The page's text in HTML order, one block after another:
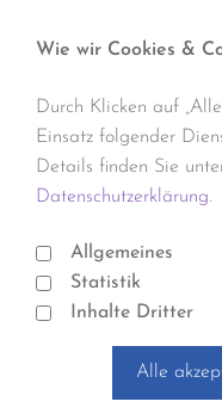
Wie wir Cookies &
Durch Klicken auf
Einsatz folgender
Details finden Sie
Datenschutzerklärung.
Allgemeines
Statistik
Inhalte Dritter
Alle